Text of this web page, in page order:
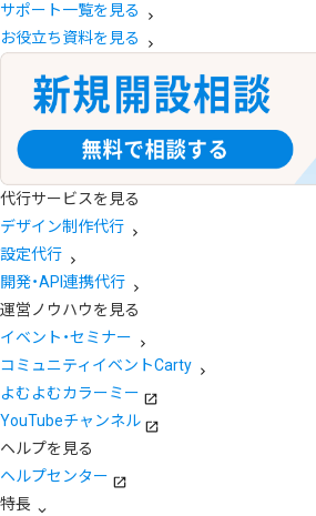
サポート一覧を見る
お役立ち資料を見る
代行サービスを見る
デザイン制作代行
設定代行
開発・API連携代行
運営ノウハウを見る
イベント・セミナー
コミュニティイベントCarty
よむよむカラーミー
YouTubeチャンネル
ヘルプを見る
ヘルプセンター
特長